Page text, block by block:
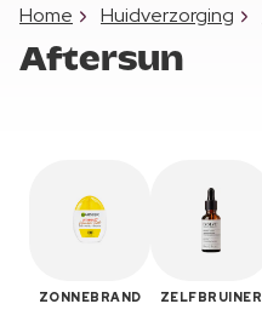
Home
Huidverzorging
Aftersun
ZONNEBRAND ZELFBRUINER